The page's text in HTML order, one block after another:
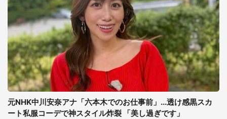
元NHK中川安奈アナ「六本木でのお仕事前」...透け感黒スカ
ート私服コーデで神スタイル炸裂 「美し過ぎです」